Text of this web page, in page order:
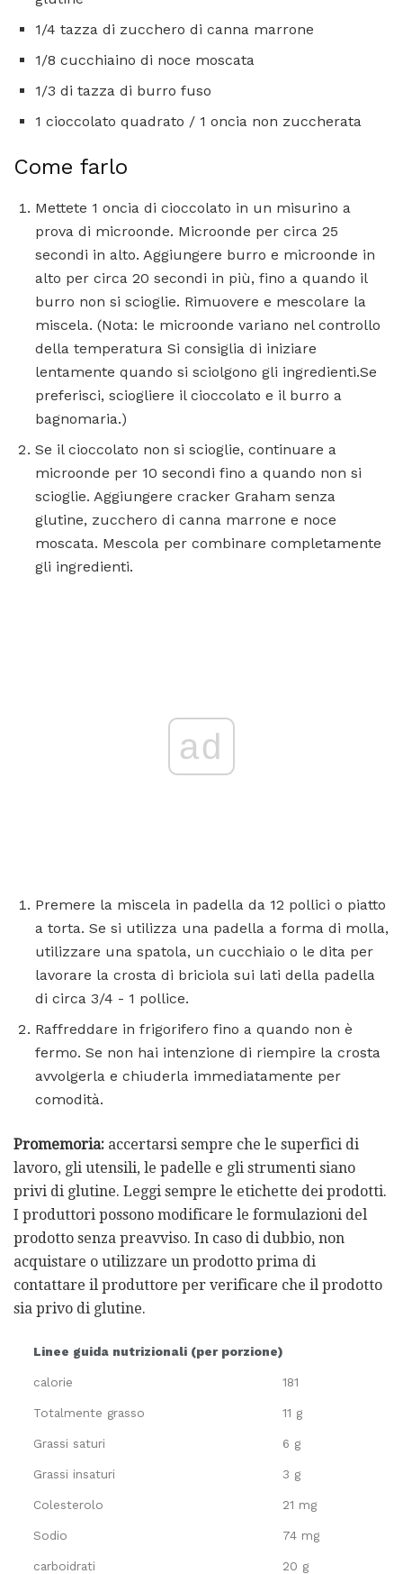
1/4 tazza di zucchero di canna marrone
1/8 cucchiaino di noce moscata
1/3 di tazza di burro fuso
1 cioccolato quadrato / 1 oncia non zuccherata
Come farlo
Mettete 1 oncia di cioccolato in un misurino a
prova di microonde. Microonde per circa 25
secondi in alto. Aggiungere burro e microonde in
alto per circa 20 secondi in più, fino a quando il
burro non si scioglie. Rimuovere e mescolare la
miscela. (Nota: le microonde variano nel controllo
della temperatura Si consiglia di iniziare
lentamente quando si sciolgono gli ingredienti.Se
preferisci, sciogliere il cioccolato e il burro a
bagnomaria.)
Se il cioccolato non si scioglie, continuare a
microonde per 10 secondi fino a quando non si
scioglie. Aggiungere cracker Graham senza
glutine, zucchero di canna marrone e noce
moscata. Mescola per combinare completamente
gli ingredienti.
ad
Premere la miscela in padella da 12 pollici o piatto
a torta. Se si utilizza una padella a forma di molla,
utilizzare una spatola, un cucchiaio o le dita per
lavorare la crosta di briciola sui lati della padella
di circa 3/4 - 1 pollice.
Raffreddare in frigorifero fino a quando non è
fermo. Se non hai intenzione di riempire la crosta
avvolgerla e chiuderla immediatamente per
comodità.
Promemoria: accertarsi sempre che le superfici di
lavoro, gli utensili, le padelle e gli strumenti siano
privi di glutine. Leggi sempre le etichette dei prodotti.
I produttori possono modificare le formulazioni del
prodotto senza preavviso. In caso di dubbio, non
acquistare o utilizzare un prodotto prima di
contattare il produttore per verificare che il prodotto
sia privo di glutine.
Linee guida nutrizionali (per porzione)
calorie 181
Totalmente grasso 11 g
Grassi saturi 6 g
Grassi insaturi 3 g
Colesterolo 21 mg
Sodio 74 mg
carboidrati 20 g